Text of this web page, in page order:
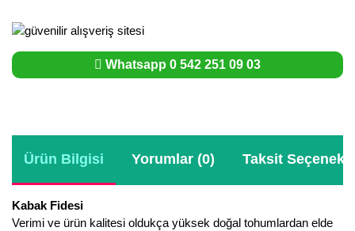
Whatsapp 0 542 251 09 03
Ürün Bilgisi Yorumlar (0) Taksit
Kabak Fidesi
Verimi ve ürün kalitesi oldukça yüksek doğal tohumlardan elde